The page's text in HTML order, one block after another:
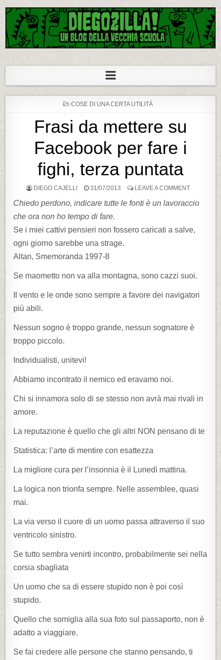
Diegozilla!
Un blog della vecchia scuola
P
T
E
I
N
COSE DI UNA CERTA UTILITÀ
Frasi da mettere su
Facebook per fare i
fighi, terza puntata
DIEGO CAJELLI 31/07/2013 LEAVE A COMMENT
Chiedo perdono, indicare tutte le fonti è un lavoraccio
che ora non ho tempo di fare.
Se i miei cattivi pensieri non fossero caricati a salve,
ogni giorno sarebbe una strage.
Altan, Smemoranda 1997-8
Se maometto non va alla montagna, sono cazzi suoi.
Il vento e le onde sono sempre a favore dei navigatori
più abili.
Nessun sogno è troppo grande, nessun sognatore è
troppo piccolo.
Individualisti, unitevi!
Abbiamo incontrato il nemico ed eravamo noi.
Chi si innamora solo di se stesso non avrà mai rivali in
amore.
La reputazione è quello che gli altri NON pensano di te
Statistica: l’arte di mentire con esattezza
La migliore cura per l’insonnia è il Lunedì mattina.
La logica non trionfa sempre. Nelle assemblee, quasi
mai.
La via verso il cuore di un uomo passa attraverso il suo
ventricolo sinistro.
Se tutto sembra venirti incontro, probabilmente sei nella
corsia sbagliata
Un uomo che sa di essere stupido non è poi così
stupido.
Quello che somiglia alla sua foto sul passaporto, non è
adatto a viaggiare.
Se fai credere alle persone che stanno pensando, ti